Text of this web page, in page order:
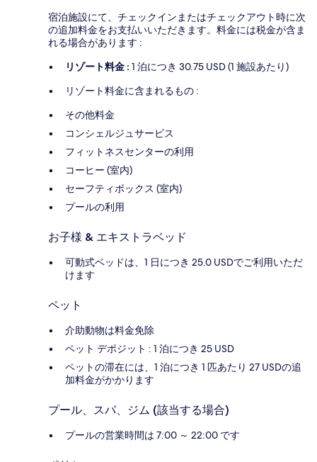
宿泊施設にて、チェックインまたはチェックアウト時に次
の追加料金をお支払いいただきます。料金には税金が含ま
れる場合があります :
リゾート料金 : 1 泊につき 30.75 USD (1 施設あたり)
リゾート料金に含まれるもの :
その他料金
コンシェルジュサービス
フィットネスセンターの利用
コーヒー (室内)
セーフティボックス (室内)
プールの利用
お子様 & エキストラベッド
可動式ベッドは、1 日につき 25.0 USDでご利用いただ
けます
ペット
介助動物は料金免除
ペット デポジット : 1 泊につき 25 USD
ペットの滞在には、1 泊につき 1 匹あたり 27 USDの追
加料金がかかります
プール、スパ、ジム (該当する場合)
プールの営業時間は 7:00 ～ 22:00 です